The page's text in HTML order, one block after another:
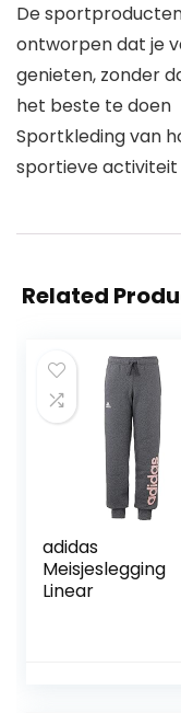
De
ontworpen dat je
genieten, zonder
het beste te doen
Sportkleding van
sportieve activiteit
Related
adidas
Meisjeslegging
Linear